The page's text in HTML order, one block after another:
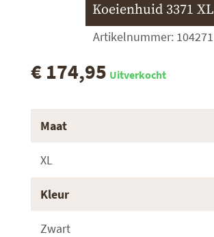
Koeienhuid 3371 XL
Artikelnummer: 104271
€ 174,95 Uitverkocht
Maat
XL
Kleur
Zwart